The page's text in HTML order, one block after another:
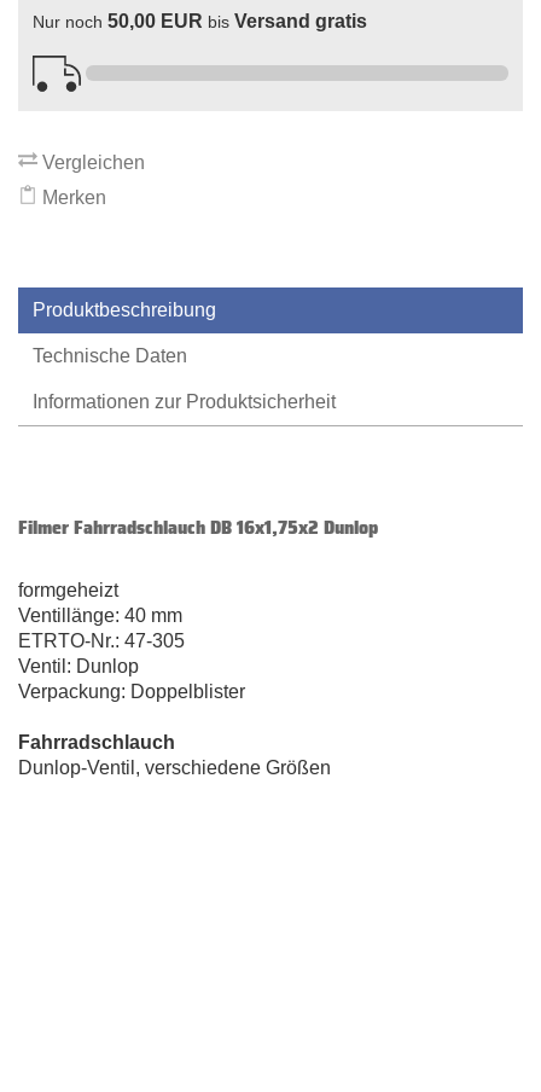
Nur noch 50,00 EUR bis Versand gratis
Vergleichen
Merken
Produktbeschreibung
Technische Daten
Informationen zur Produktsicherheit
Filmer Fahrradschlauch DB 16x1,75x2 Dunlop
formgeheizt
Ventillänge: 40 mm
ETRTO-Nr.: 47-305
Ventil: Dunlop
Verpackung: Doppelblister
Fahrradschlauch
Dunlop-Ventil, verschiedene Größen